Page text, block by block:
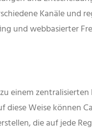
Kanäle und
und webbasierter
einem
Weise können
die auf jede